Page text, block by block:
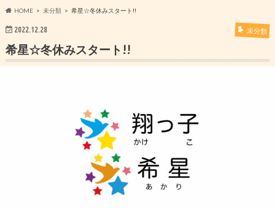
HOME 未分類 希星☆冬休みスタート!!
2022.12.28 未分類
希星☆冬休みスタート!!